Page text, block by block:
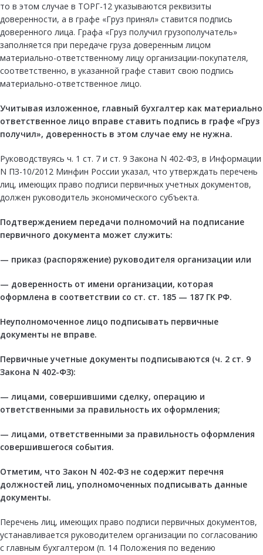
то в этом случае в ТОРГ-12 указываются реквизиты
доверенности, а в графе «Груз принял» ставится подпись
доверенного лица. Графа «Груз получил грузополучатель»
заполняется при передаче груза доверенным лицом
материально-ответственному лицу организации-покупателя,
соответственно, в указанной графе ставит свою подпись
материально-ответственное лицо.
Учитывая изложенное, главный бухгалтер как материально
ответственное лицо вправе ставить подпись в графе «Груз
получил», доверенность в этом случае ему не нужна.
Руководствуясь ч. 1 ст. 7 и ст. 9 Закона N 402-ФЗ, в Информации
N ПЗ-10/2012 Минфин России указал, что утверждать перечень
лиц, имеющих право подписи первичных учетных документов,
должен руководитель экономического субъекта.
Подтверждением передачи полномочий на подписание
первичного документа может служить:
— приказ (распоряжение) руководителя организации или
— доверенность от имени организации, которая
оформлена в соответствии со ст. ст. 185 — 187 ГК РФ.
Неуполномоченное лицо подписывать первичные
документы не вправе.
Первичные учетные документы подписываются (ч. 2 ст. 9
Закона N 402-ФЗ):
— лицами, совершившими сделку, операцию и
ответственными за правильность их оформления;
— лицами, ответственными за правильность оформления
совершившегося события.
Отметим, что Закон N 402-ФЗ не содержит перечня
должностей лиц, уполномоченных подписывать данные
документы.
Перечень лиц, имеющих право подписи первичных документов,
устанавливается руководителем организации по согласованию
с главным бухгалтером (п. 14 Положения по ведению